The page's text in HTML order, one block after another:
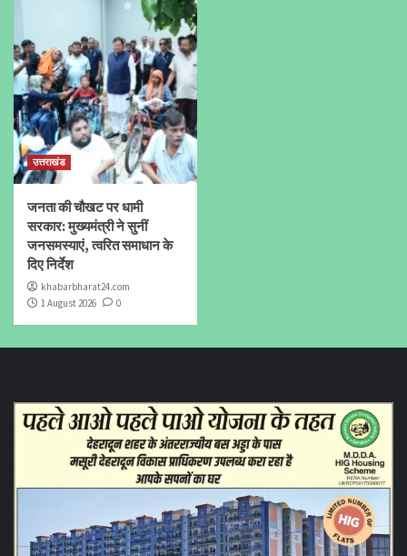
उत्तराखंड
जनता की चौखट पर धामी
सरकार: मुख्यमंत्री ने सुनीं
जनसमस्याएं, त्वरित समाधान के
दिए निर्देश
khabarbharat24.com
1 August 2026
0